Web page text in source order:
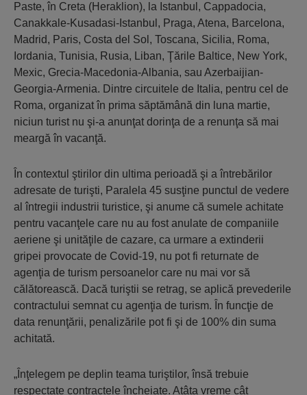
Paste, în Creta (Heraklion), la Istanbul, Cappadocia,
Canakkale-Kusadasi-Istanbul, Praga, Atena, Barcelona,
Madrid, Paris, Costa del Sol, Toscana, Sicilia, Roma,
Iordania, Tunisia, Rusia, Liban, Ţările Baltice, New York,
Mexic, Grecia-Macedonia-Albania, sau Azerbaijian-
Georgia-Armenia. Dintre circuitele de Italia, pentru cel de
Roma, organizat în prima săptămână din luna martie,
niciun turist nu şi-a anunţat dorinţa de a renunţa să mai
meargă în vacanţă.
În contextul ştirilor din ultima perioadă şi a întrebărilor
adresate de turişti, Paralela 45 susţine punctul de vedere
al întregii industrii turistice, şi anume că sumele achitate
pentru vacanţele care nu au fost anulate de companiile
aeriene şi unităţile de cazare, ca urmare a extinderii
gripei provocate de Covid-19, nu pot fi returnate de
agenţia de turism persoanelor care nu mai vor să
călătorească. Dacă turiştii se retrag, se aplică prevederile
contractului semnat cu agenţia de turism. În funcţie de
data renunţării, penalizările pot fi şi de 100% din suma
achitată.
„Înţelegem pe deplin teama turiştilor, însă trebuie
respectate contractele încheiate. Atâta vreme cât